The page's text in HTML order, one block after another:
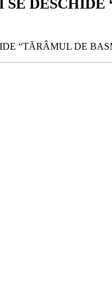
DESCHIDE
“TĂRÂMUL DE